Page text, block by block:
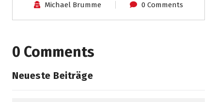
Michael Brumme 0 Comments
0 Comments
Neueste Beiträge